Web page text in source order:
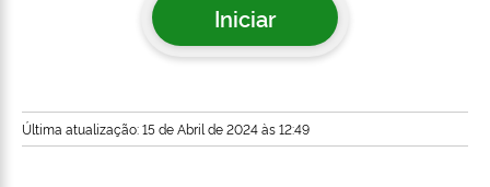
Iniciar
Última atualização: 15 de Abril de 2024 às 12:49